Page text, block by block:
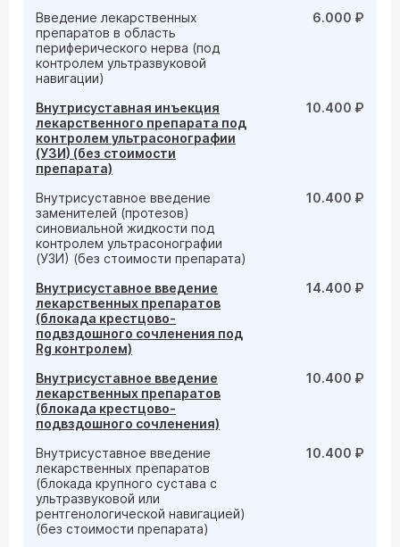
Введение лекарственных
препаратов в область
периферического нерва (под
контролем ультразвуковой
навигации)
6.000 ₽
Внутрисуставная инъекция
лекарственного препарата под
контролем ультрасонографии
(УЗИ) (без стоимости
препарата)
10.400 ₽
Внутрисуставное введение
заменителей (протезов)
синовиальной жидкости под
контролем ультрасонографии
(УЗИ) (без стоимости препарата)
10.400 ₽
Внутрисуставное введение
лекарственных препаратов
(блокада крестцово-
подвздошного сочленения под
Rg контролем)
14.400 ₽
Внутрисуставное введение
лекарственных препаратов
(блокада крестцово-
подвздошного сочленения)
10.400 ₽
Внутрисуставное введение
лекарственных препаратов
(блокада крупного сустава с
ультразвуковой или
рентгенологической навигацией)
(без стоимости препарата)
10.400 ₽